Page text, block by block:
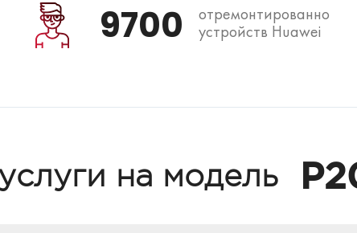
9700
отремонтированно
устройств Huawei
на модель